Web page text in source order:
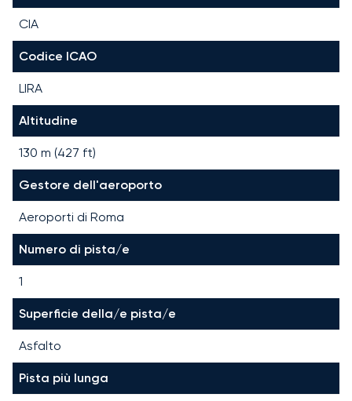
CIA
Codice ICAO
LIRA
Altitudine
130 m (427 ft)
Gestore dell'aeroporto
Aeroporti di Roma
Numero di pista/e
1
Superficie della/e pista/e
Asfalto
Pista più lunga